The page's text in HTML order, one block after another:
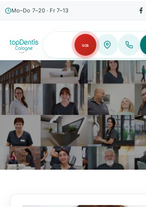
Mo–Do 7–20 · Fr 7–13
SOS
Unser Blog